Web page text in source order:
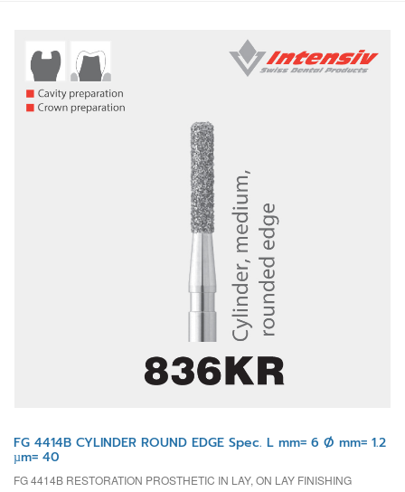
FG 4414B CYLINDER ROUND EDGE Spec. L mm= 6 Ø mm= 1.2
µm= 40
FG 4414B RESTORATION PROSTHETIC IN LAY, ON LAY FINISHING